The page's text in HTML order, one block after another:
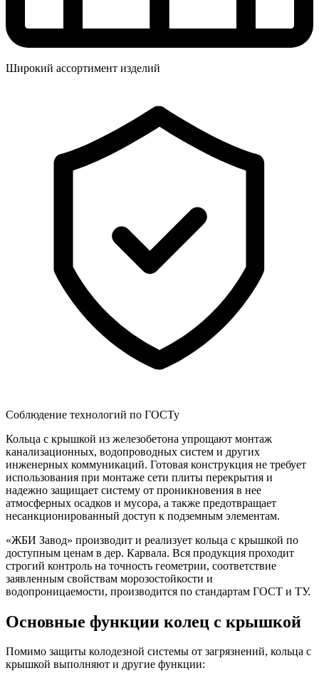
Широкий ассортимент изделий
Соблюдение технологий по ГОСТу
Кольца с крышкой из железобетона упрощают монтаж
канализационных, водопроводных систем и других
инженерных коммуникаций. Готовая конструкция не требует
использования при монтаже сети плиты перекрытия и
надежно защищает систему от проникновения в нее
атмосферных осадков и мусора, а также предотвращает
несанкционированный доступ к подземным элементам.
«ЖБИ Завод» производит и реализует кольца с крышкой по
доступным ценам в дер. Карвала. Вся продукция проходит
строгий контроль на точность геометрии, соответствие
заявленным свойствам морозостойкости и
водопроницаемости, производится по стандартам ГОСТ и ТУ.
Основные функции колец с крышкой
Помимо защиты колодезной системы от загрязнений, кольца с
крышкой выполняют и другие функции: